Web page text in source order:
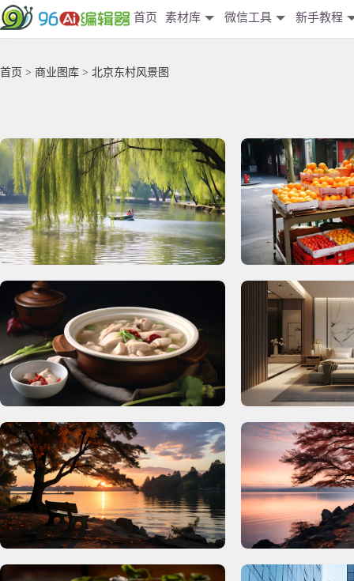
首页 素材库 微信工具 新手教程
首页 > 商业图库 > 北京东村风景图